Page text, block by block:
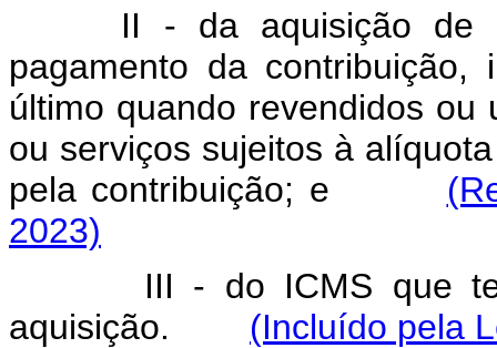
II - da aquisição de
pagamento da
último quando revendidos ou
ou serviços sujeitos à
pela contribuição; e
2023)
III - do ICMS que
aquisição. (Incluído pela